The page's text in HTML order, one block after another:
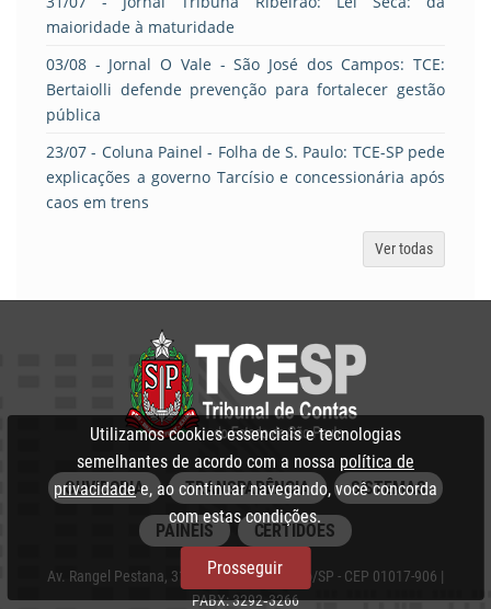
maioridade à maturidade
03/08 - Jornal O Vale - São José dos Campos: TCE:
Bertaiolli defende prevenção para fortalecer gestão
pública
23/07 - Coluna Painel - Folha de S. Paulo: TCE-SP pede
explicações a governo Tarcísio e concessionária após
caos em trens
Ver todas
OUVIDORIA TRANSPARÊNCIA SISTEMAS
PAINÉIS CERTIDÕES
Av. Rangel Pestana, 315 - Centro, São Paulo/SP - CEP 01017-906 |
PABX: 3292‑3266
Utilizamos cookies essenciais e tecnologias
semelhantes de acordo com a nossa política de
privacidadee, ao continuar navegando, você concorda
com estas condições.
Prosseguir